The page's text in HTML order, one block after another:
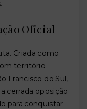
Oficial
Criada como
território
Francisco do Sul,
cerrada oposição
para conquistar